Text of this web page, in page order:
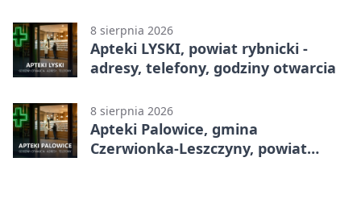
8 sierpnia 2026
Apteki LYSKI, powiat rybnicki -
adresy, telefony, godziny otwarcia
8 sierpnia 2026
Apteki Palowice, gmina
Czerwionka-Leszczyny, powiat